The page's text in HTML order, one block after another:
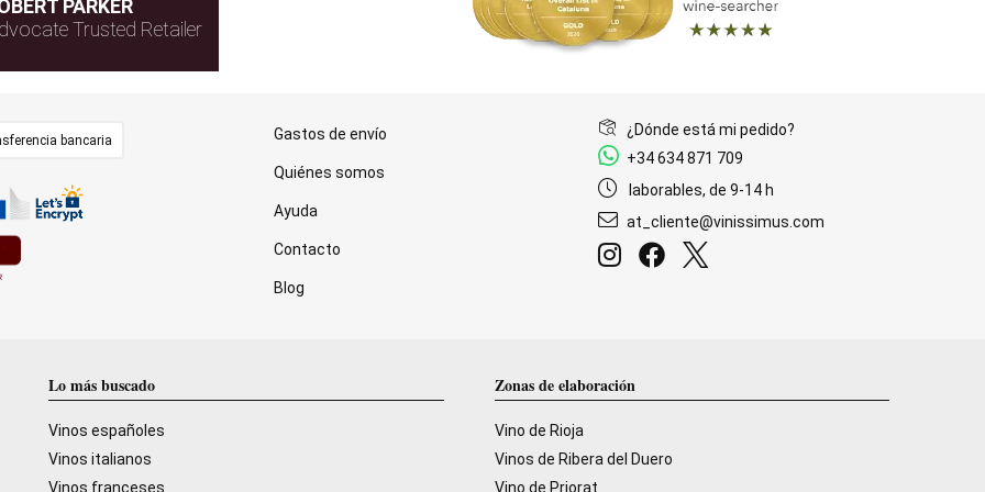
PARKER
Trusted Retailer
bancaria Gastos de envío
Quiénes somos
Ayuda
Contacto
Blog
¿Dónde está mi pedido?
+34 634 871 709
laborables, de 9-14 h
at_cliente@vinissimus.com
Lo más buscado
Vinos españoles
Vinos italianos
Vinos franceses
Zonas de elaboración
Vino de Rioja
Vinos de Ribera del Duero
Vino de Priorat